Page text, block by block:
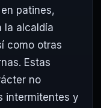
patines,
la alcaldía
como otras
Estas
no
intermitentes y